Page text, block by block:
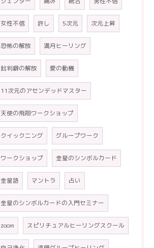
女性不信 許し 5次元 次元上昇
恐怖の解放 満月ヒーリング
批判癖の解放 愛の動機
11次元のアセンデッドマスター
天使の飛翔ワークショップ
クイックニング グループワーク
ワークショップ 金星のシンボルカード
金星語 マントラ 占い
金星のシンボルカードの入門セミナー
zoom スピリチュアルヒーリングスクール